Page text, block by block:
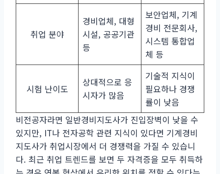
취업 분야
경비업체, 대형
시설, 공공기관
등
보안업체, 기계
경비 전문회사,
시스템 통합업
체 등
시험 난이도
상대적으로 응
시자가 많음
기술적 지식이
필요하나 경쟁
률이 낮음
비전공자라면 일반경비지도사가 진입장벽이 낮을 수
있지만, IT나 전자공학 관련 지식이 있다면 기계경비
지도사가 취업시장에서 더 경쟁력을 가질 수 있습니
다. 최근 취업 트렌드를 보면 두 자격증을 모두 취득하